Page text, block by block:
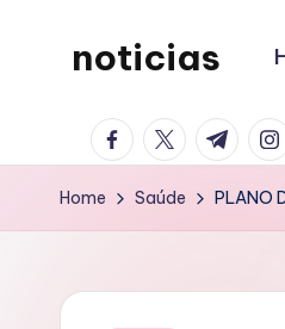
noticias
facebook.com
twitter.com
t.me
Home Saúde PLANO